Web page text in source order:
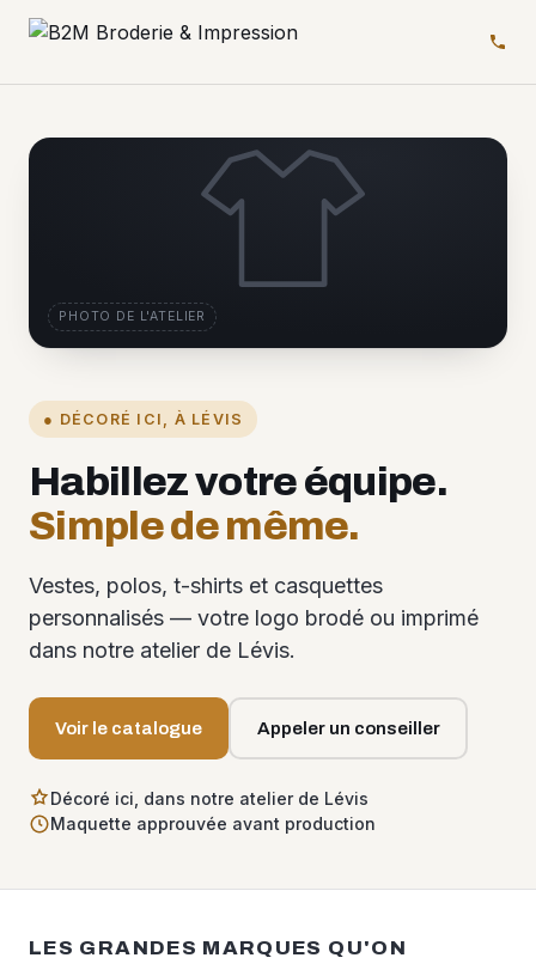
● DÉCORÉ ICI, À LÉVIS
Habillez votre équipe.
Simple de même.
Vestes, polos, t-shirts et casquettes
personnalisés — votre logo brodé ou imprimé
dans notre atelier de Lévis.
Voir le catalogue Appeler un conseiller
Décoré ici, dans notre atelier de Lévis
Maquette approuvée avant production
PHOTO DE L'ATELIER
LES GRANDES MARQUES QU'ON